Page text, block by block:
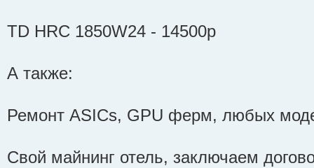
TD HRC 1850W24 - 14500р
А также:
Ремонт ASICs, GPU ферм, любых
Свой майнинг отель, заключаем